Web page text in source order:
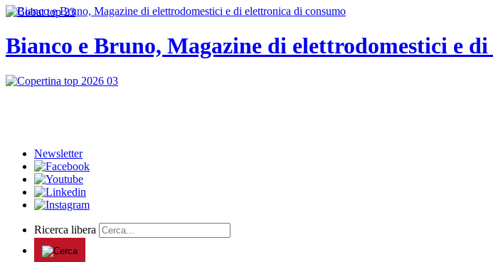
Bianco e Bruno, Magazine di elettrodomestici e
Newsletter
Ricerca libera